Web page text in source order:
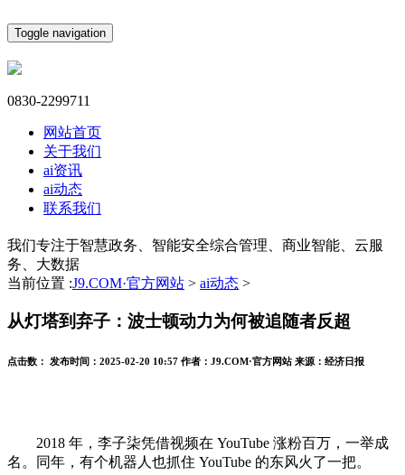
Toggle navigation
0830-2299711
网站首页
关于我们
ai资讯
ai动态
联系我们
我们专注于智慧政务、智能安全综合管理、商业智能、云服
务、大数据
当前位置 :J9.COM·官方网站 > ai动态 >
从灯塔到弃子：波士顿动力为何被追随者反超
点击数： 发布时间： 2025-02-20 10:57 作者： J9.COM·官方网站 来源： 经济日报
2018 年，李子柒凭借视频在 YouTube 涨粉百万，一举成
名。同年，有个机器人也抓住 YouTube 的东风火了一把。